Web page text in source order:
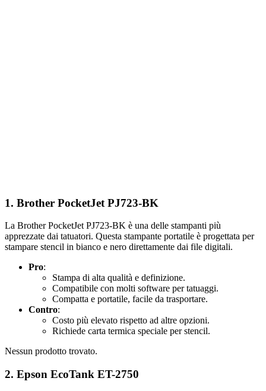
1. Brother PocketJet PJ723-BK
La Brother PocketJet PJ723-BK è una delle stampanti più
apprezzate dai tatuatori. Questa stampante portatile è progettata per
stampare stencil in bianco e nero direttamente dai file digitali.
Pro:
Stampa di alta qualità e definizione.
Compatibile con molti software per tatuaggi.
Compatta e portatile, facile da trasportare.
Contro:
Costo più elevato rispetto ad altre opzioni.
Richiede carta termica speciale per stencil.
Nessun prodotto trovato.
2. Epson EcoTank ET-2750